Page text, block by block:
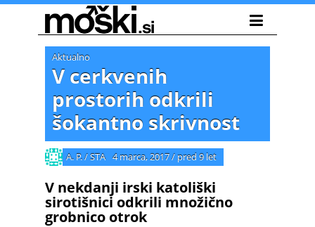
Aktualno
V cerkvenih
prostorih odkrili
šokantno skrivnost
A. P. / STA 4 marca, 2017/ pred 9 let
V nekdanji irski katoliški
sirotišnici odkrili množično
grobnico otrok